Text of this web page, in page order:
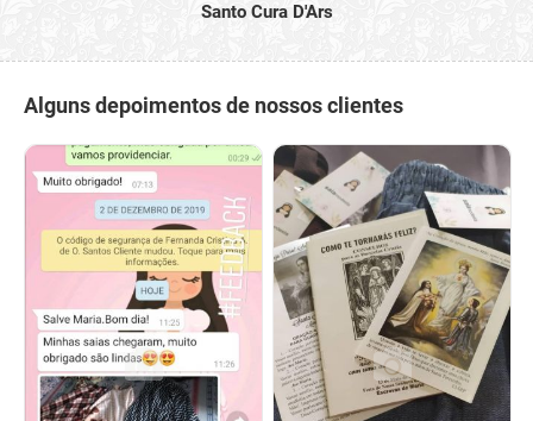
Santo Cura D'Ars
Alguns depoimentos de nossos clientes